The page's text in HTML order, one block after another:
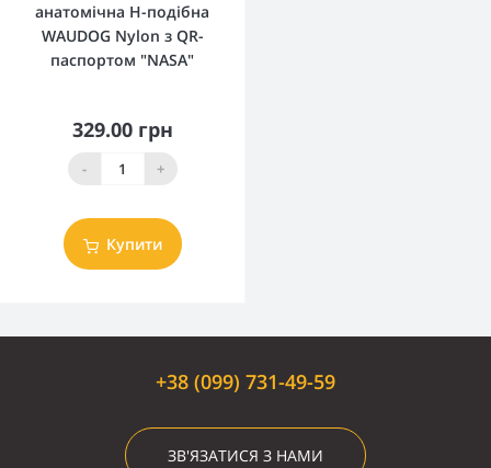
анатомічна H-подібна
WAUDOG Nylon з QR-
паспортом "NASA"
329.00 грн
- +
Купити
+38 (099) 731-49-59
ЗВ'ЯЗАТИСЯ З НАМИ